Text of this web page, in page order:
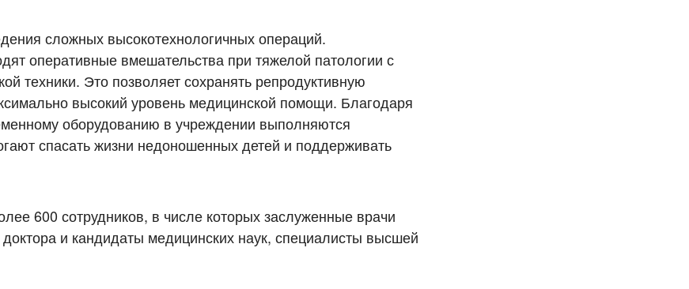
сложных высокотехнологичных операций.
оперативные вмешательства при тяжелой патологии с
техники. Это позволяет сохранять репродуктивную
высокий уровень медицинской помощи. Благодаря
оборудованию в учреждении выполняются
спасать жизни недоношенных детей и поддерживать
600 сотрудников, в числе которых заслуженные врачи
и кандидаты медицинских наук, специалисты высшей